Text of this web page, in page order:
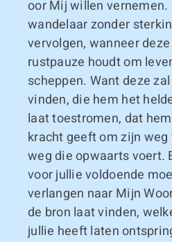
oor Mij willen vernemen.
wandelaar zonder
vervolgen, wanneer
rustpauze houdt om
scheppen. Want deze
vinden, die hem het
laat toestromen, dat
kracht geeft om zijn
weg die opwaarts voert.
voor jullie voldoende
verlangen naar Mijn
de bron laat vinden,
jullie heeft laten